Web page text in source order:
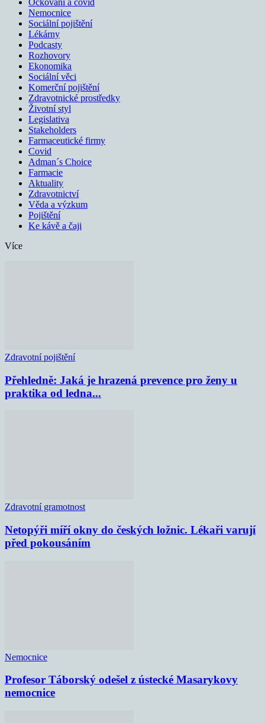
Nemocnice
Sociální pojištění
Lékárny
Podcasty
Rozhovory
Ekonomika
Sociální věci
Komerční pojištění
Zdravotnické prostředky
Životní styl
Legislativa
Stakeholders
Farmaceutické firmy
Covid
Adman´s Choice
Farmacie
Aktuality
Zdravotnictví
Věda a výzkum
Pojištění
Ke kávě a čaji
Více
Zdravotní pojištění
Přehledně: Jaká je hrazená prevence pro ženy u
praktika od ledna...
Zdravotní gramotnost
Netopýři míří okny do českých ložnic. Lékaři varují
před pokousáním
Nemocnice
Profesor Táborský odešel z ústecké Masarykovy
nemocnice